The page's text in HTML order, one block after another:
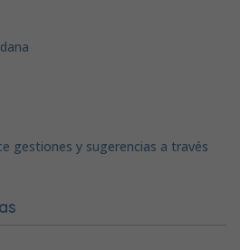
gestiones y sugerencias a través